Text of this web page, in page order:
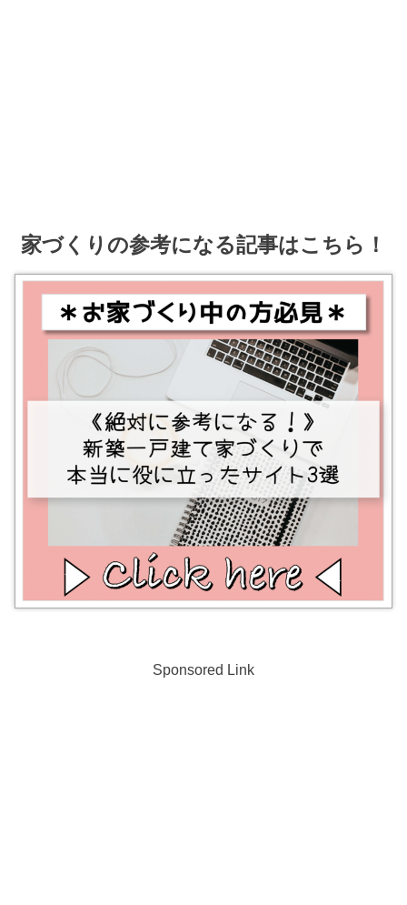
家づくりの参考になる記事はこちら！
Sponsored Link